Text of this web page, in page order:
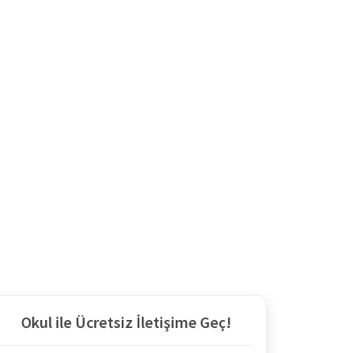
Okul ile Ücretsiz İletişime Geç!